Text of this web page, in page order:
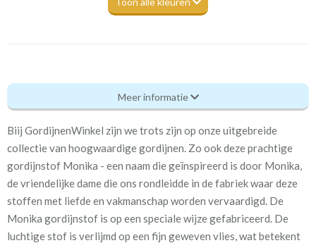
Tk_New Tornado - Monika 15 black [VK]
Eigenschappen gordijnstof
Artikelnummer
Tk_New Tornado - Monika
15 black [VK]
Stofbreedte: 140 cm
Mate van verduistering: Half verduisterend
Meer informatie
Biij GordijnenWinkel zijn we trots zijn op onze uitgebreide
collectie van hoogwaardige gordijnen. Zo ook deze prachtige
gordijnstof Monika - een naam die geïnspireerd is door Monika,
de vriendelijke dame die ons rondleidde in de fabriek waar deze
stoffen met liefde en vakmanschap worden vervaardigd. De
Monika gordijnstof is op een speciale wijze gefabriceerd. De
luchtige stof is verlijmd op een fijn geweven vlies, wat betekent